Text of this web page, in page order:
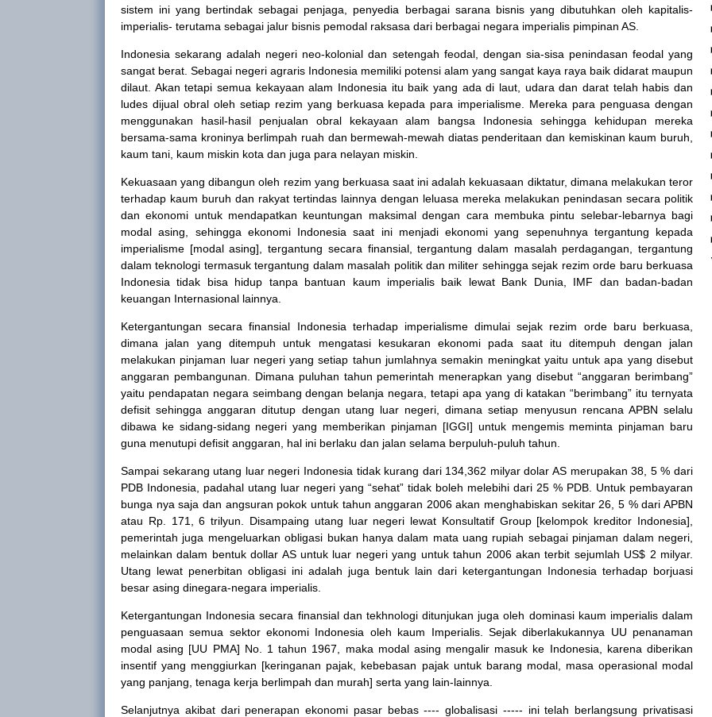
sistem ini yang bertindak sebagai penjaga, penyedia berbagai sarana bisnis yang dibutuhkan oleh kapitalis-
imperialis- terutama sebagai jalur bisnis pemodal raksasa dari berbagai negara imperialis pimpinan AS.
Indonesia sekarang adalah negeri neo-kolonial dan setengah feodal, dengan sia-sisa penindasan feodal yang
sangat berat. Sebagai negeri agraris Indonesia memiliki potensi alam yang sangat kaya raya baik didarat maupun
dilaut. Akan tetapi semua kekayaan alam Indonesia itu baik yang ada di laut, udara dan darat telah habis dan
ludes dijual obral oleh setiap rezim yang berkuasa kepada para imperialisme. Mereka para penguasa dengan
menggunakan hasil-hasil penjualan obral kekayaan alam bangsa Indonesia sehingga kehidupan mereka
bersama-sama kroninya berlimpah ruah dan bermewah-mewah diatas penderitaan dan kemiskinan kaum buruh,
kaum tani, kaum miskin kota dan juga para nelayan miskin.
Kekuasaan yang dibangun oleh rezim yang berkuasa saat ini adalah kekuasaan diktatur, dimana melakukan teror
terhadap kaum buruh dan rakyat tertindas lainnya dengan leluasa mereka melakukan penindasan secara politik
dan ekonomi untuk mendapatkan keuntungan maksimal dengan cara membuka pintu selebar-lebarnya bagi
modal asing, sehingga ekonomi Indonesia saat ini menjadi ekonomi yang sepenuhnya tergantung kepada
imperialisme [modal asing], tergantung secara finansial, tergantung dalam masalah perdagangan, tergantung
dalam teknologi termasuk tergantung dalam masalah politik dan militer sehingga sejak rezim orde baru berkuasa
Indonesia tidak bisa hidup tanpa bantuan kaum imperialis baik lewat Bank Dunia, IMF dan badan-badan
keuangan Internasional lainnya.
Ketergantungan secara finansial Indonesia terhadap imperialisme dimulai sejak rezim orde baru berkuasa,
dimana jalan yang ditempuh untuk mengatasi kesukaran ekonomi pada saat itu ditempuh dengan jalan
melakukan pinjaman luar negeri yang setiap tahun jumlahnya semakin meningkat yaitu untuk apa yang disebut
anggaran pembangunan. Dimana puluhan tahun pemerintah menerapkan yang disebut “anggaran berimbang”
yaitu pendapatan negara seimbang dengan belanja negara, tetapi apa yang di katakan “berimbang” itu ternyata
defisit sehingga anggaran ditutup dengan utang luar negeri, dimana setiap menyusun rencana APBN selalu
dibawa ke sidang-sidang negeri yang memberikan pinjaman [IGGI] untuk mengemis meminta pinjaman baru
guna menutupi defisit anggaran, hal ini berlaku dan jalan selama berpuluh-puluh tahun.
Sampai sekarang utang luar negeri Indonesia tidak kurang dari 134,362 milyar dolar AS merupakan 38, 5 % dari
PDB Indonesia, padahal utang luar negeri yang “sehat” tidak boleh melebihi dari 25 % PDB. Untuk pembayaran
bunga nya saja dan angsuran pokok untuk tahun anggaran 2006 akan menghabiskan sekitar 26, 5 % dari APBN
atau Rp. 171, 6 trilyun. Disampaing utang luar negeri lewat Konsultatif Group [kelompok kreditor Indonesia],
pemerintah juga mengeluarkan obligasi bukan hanya dalam mata uang rupiah sebagai pinjaman dalam negeri,
melainkan dalam bentuk dollar AS untuk luar negeri yang untuk tahun 2006 akan terbit sejumlah US$ 2 milyar.
Utang lewat penerbitan obligasi ini adalah juga bentuk lain dari ketergantungan Indonesia terhadap borjuasi
besar asing dinegara-negara imperialis.
Ketergantungan Indonesia secara finansial dan tekhnologi ditunjukan juga oleh dominasi kaum imperialis dalam
penguasaan semua sektor ekonomi Indonesia oleh kaum Imperialis. Sejak diberlakukannya UU penanaman
modal asing [UU PMA] No. 1 tahun 1967, maka modal asing mengalir masuk ke Indonesia, karena diberikan
insentif yang menggiurkan [keringanan pajak, kebebasan pajak untuk barang modal, masa operasional modal
yang panjang, tenaga kerja berlimpah dan murah] serta yang lain-lainnya.
Selanjutnya akibat dari penerapan ekonomi pasar bebas ---- globalisasi ----- ini telah berlangsung privatisasi